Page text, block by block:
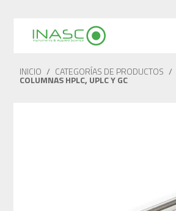
INICIO / CATEGORÍAS DE PRODUCTOS /
COLUMNAS HPLC, UPLC Y GC